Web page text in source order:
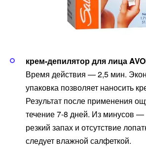
крем-депилятор для лица
Время действия — 2,5 мин.
упаковка позволяет наносить
Результат после применения
течение 7-8 дней. Из минусов
резкий запах и отсутствие
следует влажной салфеткой.